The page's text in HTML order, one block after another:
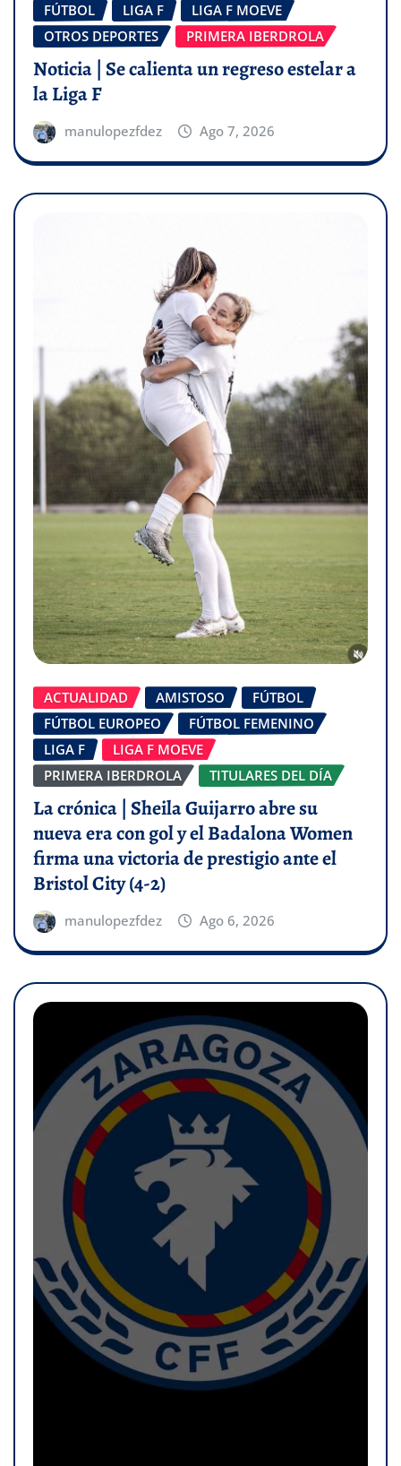
FÚTBOL
LIGA F
LIGA F MOEVE
OTROS DEPORTES
PRIMERA IBERDROLA
Noticia | Se calienta un regreso estelar a
la Liga F
manulopezfdez Ago 7, 2026
ACTUALIDAD AMISTOSO
FÚTBOL
FÚTBOL EUROPEO
FÚTBOL FEMENINO
LIGA F
LIGA F MOEVE
PRIMERA IBERDROLA
TITULARES DEL DÍA
La crónica | Sheila Guijarro abre su
nueva era con gol y el Badalona Women
firma una victoria de prestigio ante el
Bristol City (4-2)
manulopezfdez Ago 6, 2026